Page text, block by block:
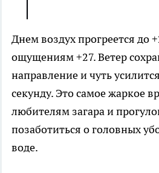
Днем воздух прогреется до
ощущениям +27. Ветер
направление и чуть
секунду. Это самое жаркое
любителям загара и
позаботиться о головных
воде.